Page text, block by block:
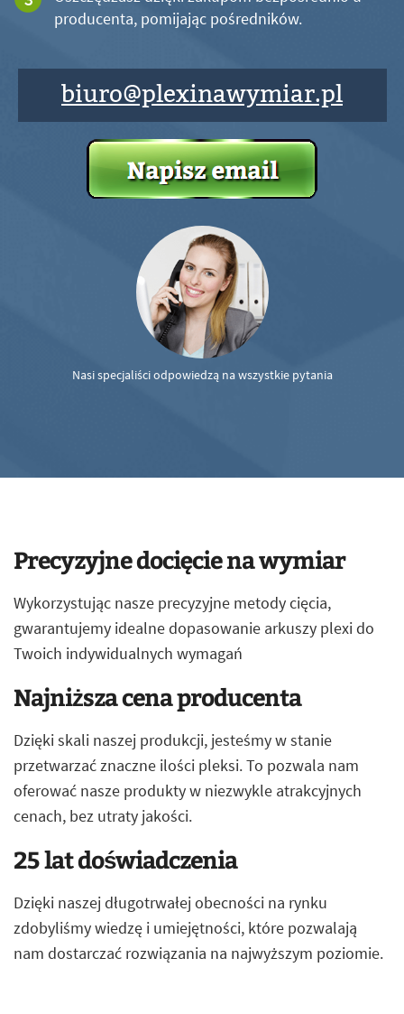
producenta, pomijając pośredników.
biuro@plexinawymiar.pl
Nasi specjaliści odpowiedzą na wszystkie pytania
Precyzyjne docięcie na wymiar
Wykorzystując nasze precyzyjne metody cięcia,
gwarantujemy idealne dopasowanie arkuszy plexi do
Twoich indywidualnych wymagań
Najniższa cena producenta
Dzięki skali naszej produkcji, jesteśmy w stanie
przetwarzać znaczne ilości pleksi. To pozwala nam
oferować nasze produkty w niezwykle atrakcyjnych
cenach, bez utraty jakości.
25 lat doświadczenia
Dzięki naszej długotrwałej obecności na rynku
zdobyliśmy wiedzę i umiejętności, które pozwalają
nam dostarczać rozwiązania na najwyższym poziomie.